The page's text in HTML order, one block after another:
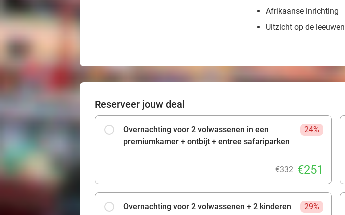
Afrikaanse inrichting
Uitzicht op de leeuwen
Reserveer jouw deal
Overnachting voor 2 volwassenen in een
premiumkamer + ontbijt + entree safariparken
24%
€332 €251
Overnachting voor 2 volwassenen + 2 kinderen
29%